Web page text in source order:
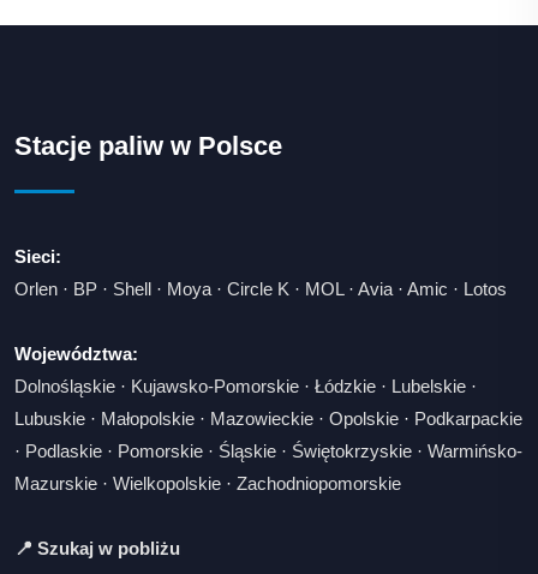
Stacje paliw w Polsce
Sieci:
Orlen · BP · Shell · Moya · Circle K · MOL· Avia · Amic · Lotos
Województwa:
Dolnośląskie · Kujawsko-Pomorskie · Łódzkie · Lubelskie ·
Lubuskie · Małopolskie · Mazowieckie · Opolskie · Podkarpackie
· Podlaskie · Pomorskie · Śląskie · Świętokrzyskie · Warmińsko-
Mazurskie · Wielkopolskie · Zachodniopomorskie
📍 Szukaj w pobliżu